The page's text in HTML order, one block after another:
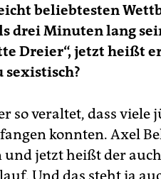
beliebtesten
drei Minuten lang
Dreier“, jetzt heißt
sexistisch?
so veraltet, dass
konnten. Axel
jetzt heißt der
Und das steht ja